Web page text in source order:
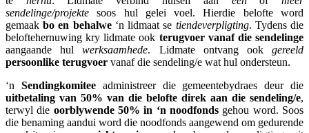
sendelinge/projekte soos hul gelei voel. Hierdie belofte word
gemaakbo en behalwe‘n lidmaat se tiendeverpligting. Tydens die
beloftehernuwing kry lidmate ook terugvoer vanaf die sendelinge
aangaande hulwerksaamhede. Lidmate ontvang ookgereeld
persoonlike terugvoer vanaf die sendeling/e wat hul ondersteun.
‘n Sendingkomiteeadministreer die gemeentebydraes deur die
uitbetaling van 50% van die belofte direk aan die sendeling/e,
terwyl die oorblywende 50% in ‘n noodfonds gehou word. Soos
die benaming aandui word die noodfonds aangewend om gedurende